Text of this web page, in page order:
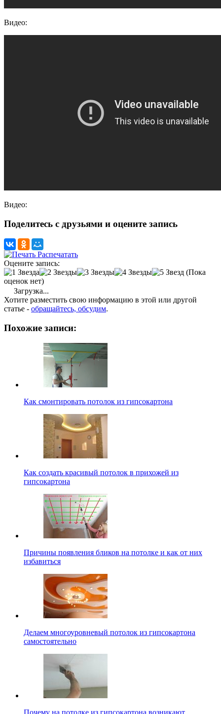
Видео:
Видео:
Поделитесь с друзьями и оцените запись
Распечатать
Оцените запись:
(Пока
оценок нет)
Загрузка...
Хотите разместить свою информацию в этой или другой
статье - обращайтесь, обсудим.
Похожие записи:
Как смонтировать потолок из гипсокартона
Как создать красивый потолок в прихожей из
гипсокартона
Причины появления бликов на потолке и как от них
избавиться
Делаем многоуровневый потолок из гипсокартона
самостоятельно
Почему на потолке из гипсокартона возникают